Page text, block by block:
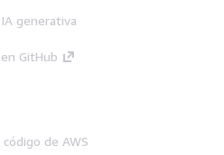
generativa
GitHub
de AWS